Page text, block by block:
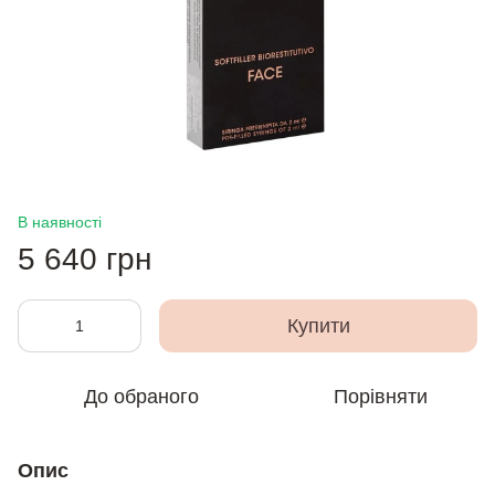
В наявності
5 640 грн
Купити
До обраного Порівняти
Опис